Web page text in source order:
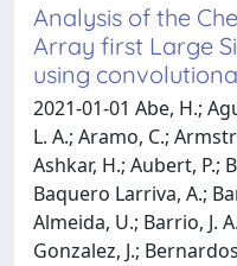
Analysis of the
Array first Large
using
2021-01-01 Abe, H.;
L. A.; Aramo, C.;
Ashkar, H.; Aubert, P.;
Baquero Larriva, A.;
Almeida, U.; Barrio, J.
Gonzalez, J.;